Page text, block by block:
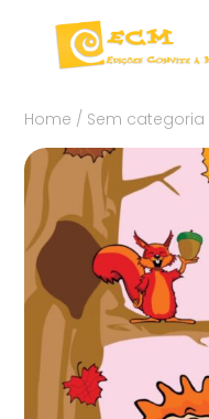
Home / Sem categoria